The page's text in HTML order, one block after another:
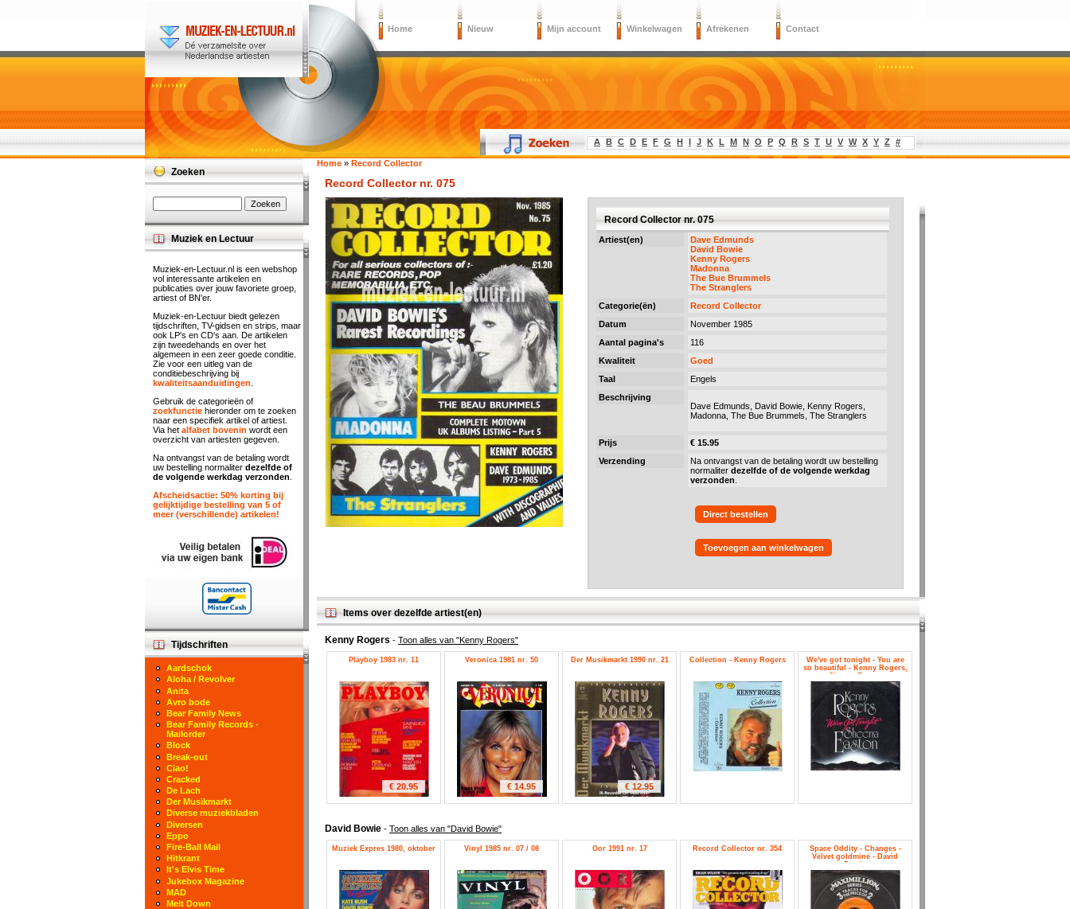
Home Nieuw Mijn account Winkelwagen Afrekenen Contact
A B C D E F G H I J K L M N O P Q R S T U V W X Y Z #
Home » Record Collector
Record Collector nr. 075
Record Collector nr. 075
Artiest(en)
Dave Edmunds
David Bowie
Kenny Rogers
Madonna
The Bue Brummels
The Stranglers
Categorie(ën)
Record Collector
Datum
November 1985
Aantal pagina's
116
Kwaliteit
Goed
Taal
Engels
Beschrijving
Dave Edmunds, David Bowie, Kenny Rogers,
Madonna, The Bue Brummels, The Stranglers
Prijs
€ 15.95
Verzending
Na ontvangst van de betaling wordt uw bestelling
normaliter dezelfde of de volgende werkdag
verzonden
Direct bestellen
Toevoegen aan winkelwagen
Items over dezelfde artiest(en)
Kenny Rogers - Toon alles van "Kenny Rogers"
Playboy 1983 nr. 11
€ 20.95
Veronica 1981 nr. 50
€ 14.95
Der Musikmarkt 1990 nr. 21
€ 12.95
Collection - Kenny Rogers
We've got tonight - You are
so beautiful - Kenny Rogers,
Sheena Easton
David Bowie - Toon alles van "David Bowie"
Muziek Expres 1980, oktober Vinyl 1985 nr. 07 / 08 Oor 1991 nr. 17 Record Collector nr. 354
Space Oddity - Changes -
Velvet goldmine - David
Bowie
Zoeken
Muziek en Lectuur
Muziek-en-Lectuur.nl is een webshop
vol interessante artikelen en
publicaties over jouw favoriete groep,
artiest of BN'er.
Muziek-en-Lectuur biedt gelezen
tijdschriften, TV-gidsen en strips, maar
ook LP's en CD's aan. De artikelen
zijn tweedehands en over het
algemeen in een zeer goede conditie.
Zie voor een uitleg van de
conditiebeschrijving bij
kwaliteitsaanduidingen
Gebruik de categorieën of
zoekfunctie hieronder om te zoeken
naar een specifiek artikel of artiest.
Via het alfabet bovenin wordt een
overzicht van artiesten gegeven.
Na ontvangst van de betaling wordt
uw bestelling normaliter dezelfde of
de volgende werkdag verzonden
Afscheidsactie: 50% korting bij
gelijktijdige bestelling van 5 of
meer (verschillende) artikelen!
Tijdschriften
Aardschok
Aloha / Revolver
Anita
Avro bode
Bear Family News
Bear Family Records -
Mailorder
Block
Break-out
Ciao!
Cracked
De Lach
Der Musikmarkt
Diverse muziekbladen
Diversen
Eppo
Fire-Ball Mail
Hitkrant
It's Elvis Time
Jukebox Magazine
MAD
Melt Down